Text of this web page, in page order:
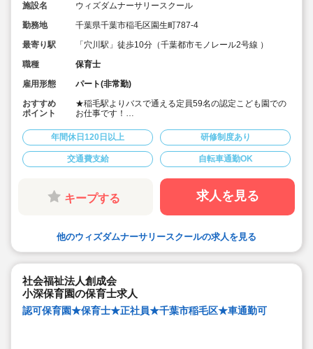
施設名
ウィズダムナーサリースクール
勤務地
千葉県千葉市稲毛区園生町787-4
最寄り駅
「穴川駅」徒歩10分（千葉都市モノレール2号線 ）
職種
保育士
雇用形態
パート(非常勤)
おすすめ
ポイント
★稲毛駅よりバスで通える定員59名の認定こども園での
お仕事です！
★処遇改善手当の支給あり（規定あり）☆
★早番か遅番の対応は必須ですが、1日実働4時間～8時
間、（月曜～土曜の間で）週3日～5日での選択肢があ
り、プライベートとのバランスも取りやすい♪
方が活躍されている環境です！
年間休日120日以上 研修制度あり
交通費支給 自転車通勤OK
キープする 求人を見る
他のウィズダムナーサリースクールの求人を見る
社会福祉法人創成会
小深保育園の保育士求人
認可保育園★保育士★正社員★千葉市稲毛区★車通勤可